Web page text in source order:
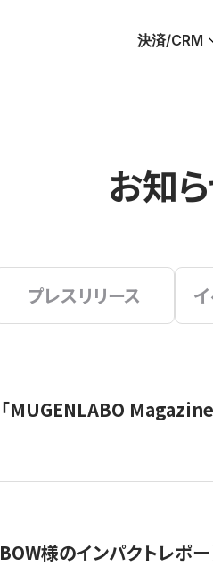
決済/CRM
お知
プレスリリース
MUGENLABO
様のインパクトレポ